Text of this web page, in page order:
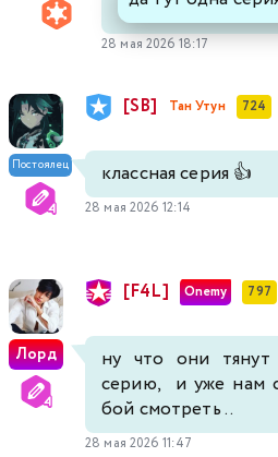
28 мая 2026 18:17
Постоялец
[SB] Тан Утун 724
классная серия 👍
28 мая 2026 12:14
Лорд
[F4L] Onemy 797
ну что они
серию, и уже нам
бой смотреть ..
28 мая 2026 11:47